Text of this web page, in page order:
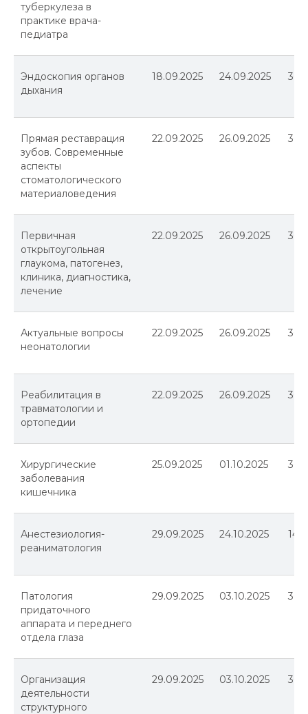
туберкулеза в
практике врача-
педиатра
Эндоскопия органов
дыхания
18.09.2025 24.09.2025 36
Прямая реставрация
зубов. Современные
аспекты
стоматологического
материаловедения
22.09.2025 26.09.2025 36
Первичная
открытоугольная
глаукома, патогенез,
клиника, диагностика,
лечение
22.09.2025 26.09.2025 36
Актуальные вопросы
неонатологии
22.09.2025 26.09.2025 36
Реабилитация в
травматологии и
ортопедии
22.09.2025 26.09.2025 36
Хирургические
заболевания
кишечника
25.09.2025 01.10.2025 36
Анестезиология-
реаниматология
29.09.2025 24.10.2025 144
Патология
придаточного
аппарата и переднего
отдела глаза
29.09.2025 03.10.2025 36
Организация
деятельности
структурного
29.09.2025 03.10.2025 36